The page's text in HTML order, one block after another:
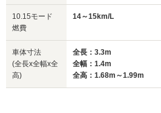
サイズ
(全長x全幅x全高)
全長
-m
10.15モード
燃費
14～15km/L
車体寸法
(全長x全幅x全
高)
全長：3.3m
全幅：1.4m
全高：1.68m～1.99m